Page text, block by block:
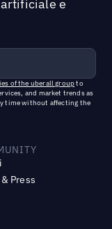
e
of the uberall groupto
and market trends as
time without affecting the
Press